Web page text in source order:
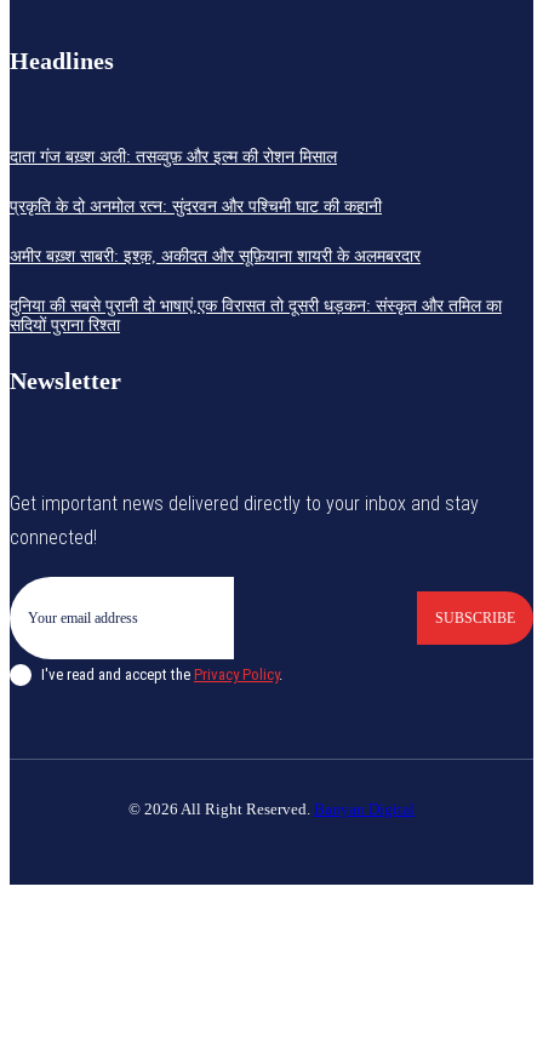
Headlines
दाता गंज बख़्श अली: तसव्वुफ़ और इल्म की रोशन मिसाल
प्रकृति के दो अनमोल रत्न: सुंदरवन और पश्चिमी घाट की कहानी
अमीर बख़्श साबरी: इश्क़, अकीदत और सूफ़ियाना शायरी के अलमबरदार
दुनिया की सबसे पुरानी दो भाषाएं,एक विरासत तो दूसरी धड़कन: संस्कृत और तमिल का
सदियों पुराना रिश्ता
Newsletter
Get important news delivered directly to your inbox and stay
connected!
SUBSCRIBE
I've read and accept the Privacy Policy.
© 2026 All Right Reserved. Banyan Digital